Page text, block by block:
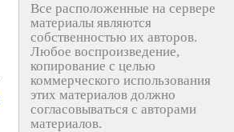
Все расположенные на сервере
материалы являются
собственностью их авторов.
Любое воспроизведение,
копирование с целью
коммерческого использования
этих материалов должно
согласовываться с авторами
материалов.